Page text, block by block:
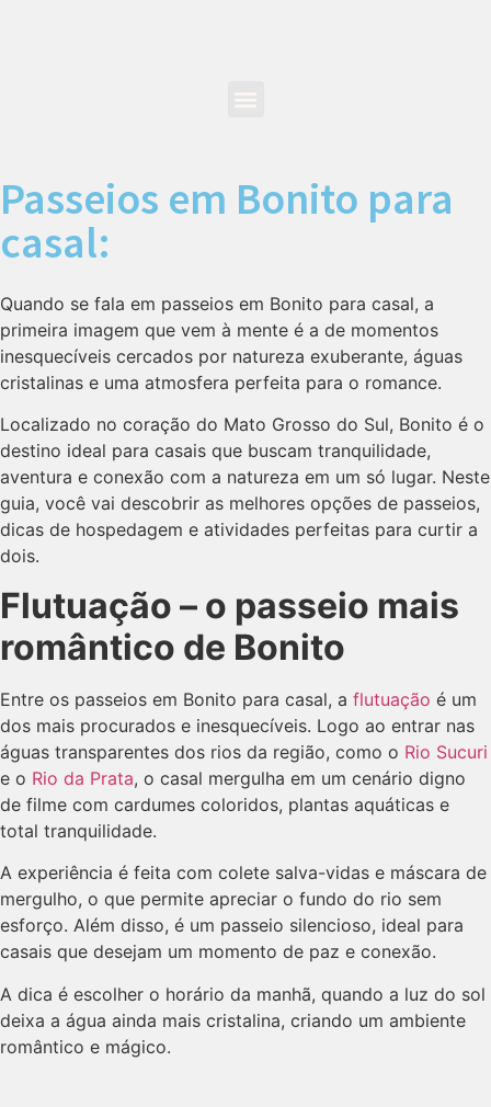
Passeios em Bonito para
casal:
Quando se fala em passeios em Bonito para casal, a
primeira imagem que vem à mente é a de momentos
inesquecíveis cercados por natureza exuberante, águas
cristalinas e uma atmosfera perfeita para o romance.
Localizado no coração do Mato Grosso do Sul, Bonito é o
destino ideal para casais que buscam tranquilidade,
aventura e conexão com a natureza em um só lugar. Neste
guia, você vai descobrir as melhores opções de passeios,
dicas de hospedagem e atividades perfeitas para curtir a
dois.
Flutuação – o passeio mais
romântico de Bonito
Entre os passeios em Bonito para casal, a flutuação é um
dos mais procurados e inesquecíveis. Logo ao entrar nas
águas transparentes dos rios da região, como o Rio Sucuri
e o Rio da Prata, o casal mergulha em um cenário digno
de filme com cardumes coloridos, plantas aquáticas e
total tranquilidade.
A experiência é feita com colete salva-vidas e máscara de
mergulho, o que permite apreciar o fundo do rio sem
esforço. Além disso, é um passeio silencioso, ideal para
casais que desejam um momento de paz e conexão.
A dica é escolher o horário da manhã, quando a luz do sol
deixa a água ainda mais cristalina, criando um ambiente
romântico e mágico.